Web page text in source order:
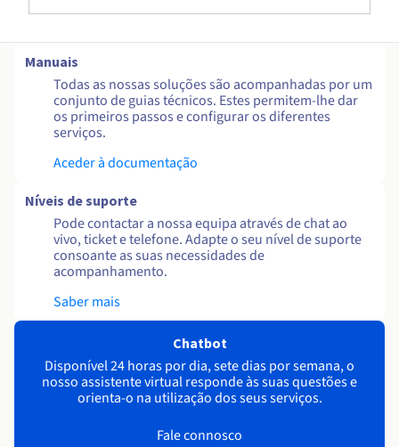
Manuais
Todas as nossas soluções são acompanhadas por um
conjunto de guias técnicos. Estes permitem-lhe dar
os primeiros passos e configurar os diferentes
serviços.
Aceder à documentação
Níveis de suporte
Pode contactar a nossa equipa através de chat ao
vivo, ticket e telefone. Adapte o seu nível de suporte
consoante as suas necessidades de
acompanhamento.
Saber mais
Chatbot
Disponível 24 horas por dia, sete dias por semana, o
nosso assistente virtual responde às suas questões e
orienta-o na utilização dos seus serviços.
Fale connosco